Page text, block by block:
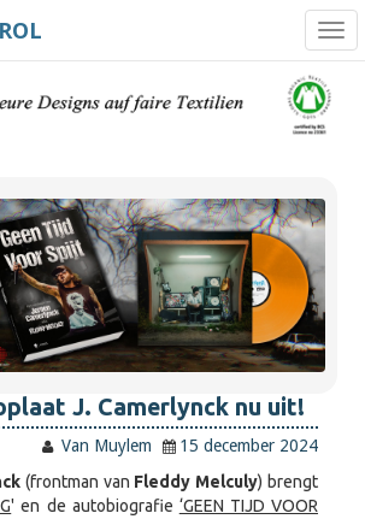
J. Camerlynck nu uit!
Van Muylem
15 december 2024
(frontman van Fleddy Melculy) brengt
' en de autobiografie ‘GEEN TIJD VOOR